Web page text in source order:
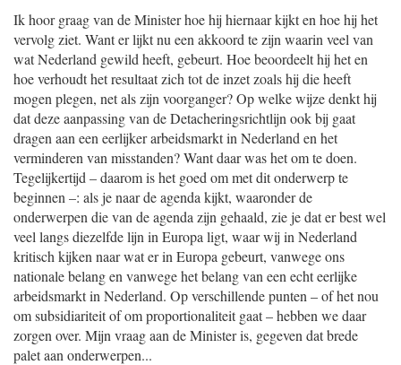
Ik hoor graag van de Minister hoe hij hiernaar kijkt en hoe hij het
vervolg ziet. Want er lijkt nu een akkoord te zijn waarin veel van
wat Nederland gewild heeft, gebeurt. Hoe beoordeelt hij het en
hoe verhoudt het resultaat zich tot de inzet zoals hij die heeft
mogen plegen, net als zijn voorganger? Op welke wijze denkt hij
dat deze aanpassing van de Detacheringsrichtlijn ook bij gaat
dragen aan een eerlijker arbeidsmarkt in Nederland en het
verminderen van misstanden? Want daar was het om te doen.
Tegelijkertijd – daarom is het goed om met dit onderwerp te
beginnen –: als je naar de agenda kijkt, waaronder de
onderwerpen die van de agenda zijn gehaald, zie je dat er best wel
veel langs diezelfde lijn in Europa ligt, waar wij in Nederland
kritisch kijken naar wat er in Europa gebeurt, vanwege ons
nationale belang en vanwege het belang van een echt eerlijke
arbeidsmarkt in Nederland. Op verschillende punten – of het nou
om subsidiariteit of om proportionaliteit gaat – hebben we daar
zorgen over. Mijn vraag aan de Minister is, gegeven dat brede
palet aan onderwerpen...